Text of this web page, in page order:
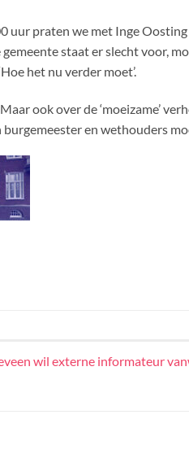
uur praten we met Inge
staat er slecht voor,
het nu verder moet’.
ook over de ‘moeizame’
en wethouders
wil externe informateur